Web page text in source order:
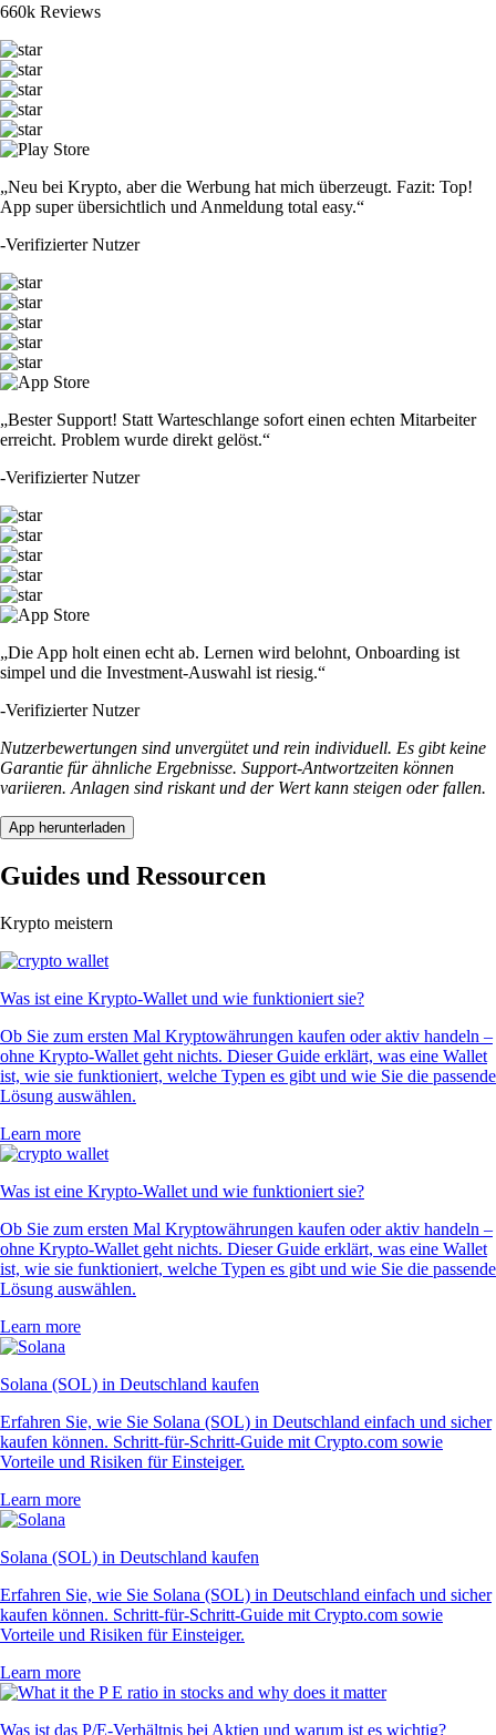
660k Reviews
„Neu bei Krypto, aber die Werbung hat mich überzeugt. Fazit: Top!
App super übersichtlich und Anmeldung total easy.“
-Verifizierter Nutzer
„Bester Support! Statt Warteschlange sofort einen echten Mitarbeiter
erreicht. Problem wurde direkt gelöst.“
-Verifizierter Nutzer
„Die App holt einen echt ab. Lernen wird belohnt, Onboarding ist
simpel und die Investment-Auswahl ist riesig.“
-Verifizierter Nutzer
Nutzerbewertungen sind unvergütet und rein individuell. Es gibt keine
Garantie für ähnliche Ergebnisse. Support-Antwortzeiten können
variieren. Anlagen sind riskant und der Wert kann steigen oder fallen.
App herunterladen
Guides und Ressourcen
Krypto meistern
Was ist eine Krypto-Wallet und wie funktioniert sie?
Ob Sie zum ersten Mal Kryptowährungen kaufen oder aktiv handeln –
ohne Krypto-Wallet geht nichts. Dieser Guide erklärt, was eine Wallet
ist, wie sie funktioniert, welche Typen es gibt und wie Sie die passende
Lösung auswählen.
Learn more
Was ist eine Krypto-Wallet und wie funktioniert sie?
Ob Sie zum ersten Mal Kryptowährungen kaufen oder aktiv handeln –
ohne Krypto-Wallet geht nichts. Dieser Guide erklärt, was eine Wallet
ist, wie sie funktioniert, welche Typen es gibt und wie Sie die passende
Lösung auswählen.
Learn more
Solana (SOL) in Deutschland kaufen
Erfahren Sie, wie Sie Solana (SOL) in Deutschland einfach und sicher
kaufen können. Schritt-für-Schritt-Guide mit Crypto.com sowie
Vorteile und Risiken für Einsteiger.
Learn more
Solana (SOL) in Deutschland kaufen
Erfahren Sie, wie Sie Solana (SOL) in Deutschland einfach und sicher
kaufen können. Schritt-für-Schritt-Guide mit Crypto.com sowie
Vorteile und Risiken für Einsteiger.
Learn more
Was ist das P/E-Verhältnis bei Aktien und warum ist es wichtig?